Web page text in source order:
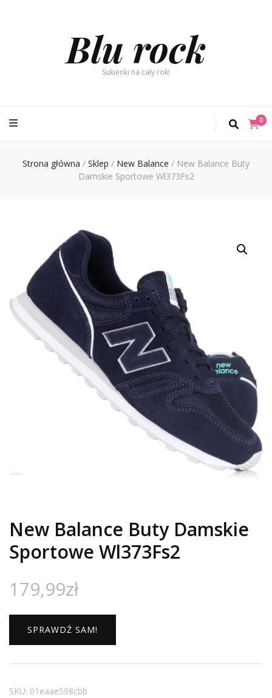
Blu rock
Sukienki na cały rok!
0
Strona główna / Sklep / New Balance / New Balance Buty
Damskie Sportowe Wl373Fs2
New Balance Buty Damskie
Sportowe Wl373Fs2
179,99zł
SPRAWDŹ SAM!
SKU: 01eaae598cbb